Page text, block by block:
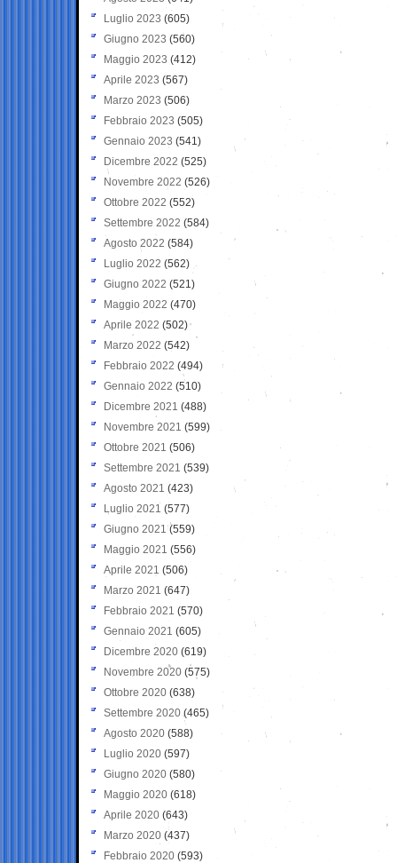
Luglio 2023 (605)
Giugno 2023 (560)
Maggio 2023 (412)
Aprile 2023 (567)
Marzo 2023 (506)
Febbraio 2023 (505)
Gennaio 2023 (541)
Dicembre 2022 (525)
Novembre 2022 (526)
Ottobre 2022 (552)
Settembre 2022 (584)
Agosto 2022 (584)
Luglio 2022 (562)
Giugno 2022 (521)
Maggio 2022 (470)
Aprile 2022 (502)
Marzo 2022 (542)
Febbraio 2022 (494)
Gennaio 2022 (510)
Dicembre 2021 (488)
Novembre 2021 (599)
Ottobre 2021 (506)
Settembre 2021 (539)
Agosto 2021 (423)
Luglio 2021 (577)
Giugno 2021(559)
Maggio 2021 (556)
Aprile 2021 (506)
Marzo 2021 (647)
Febbraio 2021 (570)
Gennaio 2021 (605)
Dicembre 2020 (619)
Novembre 2020 (575)
Ottobre 2020 (638)
Settembre 2020(465)
Agosto 2020 (588)
Luglio 2020 (597)
Giugno 2020 (580)
Maggio 2020 (618)
Aprile 2020 (643)
Marzo 2020 (437)
Febbraio 2020 (593)